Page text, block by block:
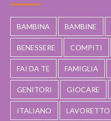
BAMBINA BAMBINE
BENESSERE COMPITI
FAI DA TE FAMIGLIA
GENITORI GIOCARE
ITALIANO LAVORETTO